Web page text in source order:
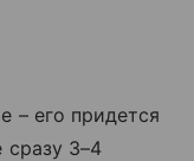
– его придется
сразу 3–4